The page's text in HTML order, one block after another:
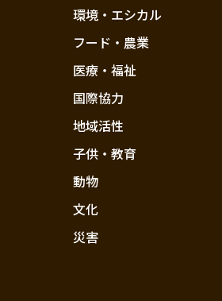
環境・エシカル
フード・農業
医療・福祉
国際協力
地域活性
子供・教育
動物
文化
災害